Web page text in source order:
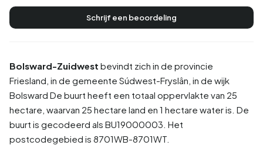
Bolsward-Zuidwest bevindt zich in de provincie
Friesland , in de gemeente Súdwest-Fryslân , in de wijk
Bolsward De buurt heeft een totaal oppervlakte van 25
hectare, waarvan 25 hectare land en 1 hectare water is. De
buurt is gecodeerd als BU19000003. Het
postcodegebied is 8701WB-8701WT.
Schrijf een beoordeling